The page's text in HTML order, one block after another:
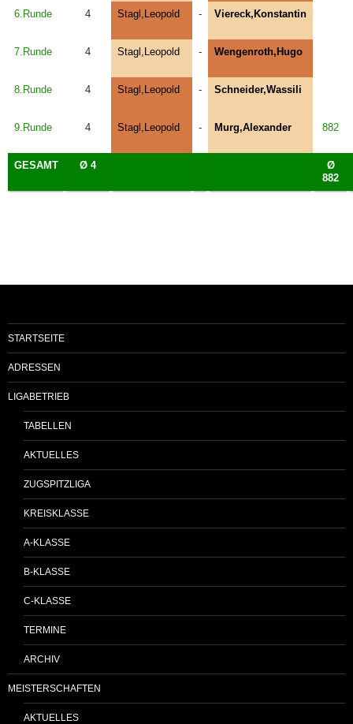
6.Runde 4 Stagl,Leopold - Viereck,Konstantin
7.Runde 4 Stagl,Leopold - Wengenroth,Hugo
8.Runde 4 Stagl,Leopold - Schneider,Wassili
9.Runde 4 Stagl,Leopold - Murg,Alexander 882
GESAMT Ø 4
Ø
882
STARTSEITE
ADRESSEN
LIGABETRIEB
TABELLEN
AKTUELLES
ZUGSPITZLIGA
KREISKLASSE
A-KLASSE
B-KLASSE
C-KLASSE
TERMINE
ARCHIV
MEISTERSCHAFTEN
AKTUELLES